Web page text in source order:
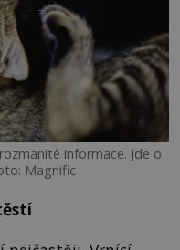
informace. Jde o
Magnific